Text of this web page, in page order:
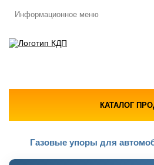
Информационное меню
КАТАЛОГ
Газовые упоры для